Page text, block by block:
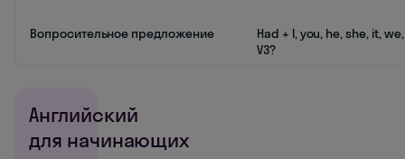
Вопросительное предложение
Had + I, you, he, she, it,
V3?
Английский
для начинающих